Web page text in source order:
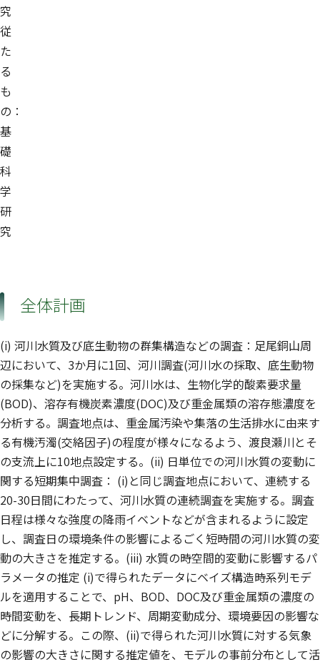
究
従
た
る
も
の：
基
礎
科
学
研
究
全体計画
(i) 河川水質及び底生動物の群集構造などの調査：足尾銅山周
辺において、3か月に1回、河川調査(河川水の採取、底生動物
の採集など)を実施する。河川水は、生物化学的酸素要求量
(BOD)、溶存有機炭素濃度(DOC)及び重金属類の溶存態濃度を
分析する。調査地点は、重金属汚染や集落の生活排水に由来す
る有機汚濁(交絡因子)の程度が様々になるよう、渡良瀬川とそ
の支流上に10地点設定する。(ii) 日単位での河川水質の変動に
関する短期集中調査： (i)と同じ調査地点において、連続する
20-30日間にわたって、河川水質の連続調査を実施する。調査
日程は様々な強度の降雨イベントなどが含まれるように設定
し、調査日の環境条件の影響によるごく短時間の河川水質の変
動の大きさを推定する。(iii) 水質の時空間的変動に影響するパ
ラメータの推定 (i)で得られたデータにベイズ構造時系列モデ
ルを適用することで、pH、BOD、DOC及び重金属類の濃度の
時間変動を、長期トレンド、周期変動成分、環境要因の影響な
どに分解する。この際、(ii)で得られた河川水質に対する気象
の影響の大きさに関する推定値を、モデルの事前分布として活